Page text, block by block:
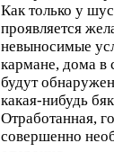
Как только у
проявляется
невыносимые
кармане, дома в
будут
какая-нибудь
Отработанная,
совершенно